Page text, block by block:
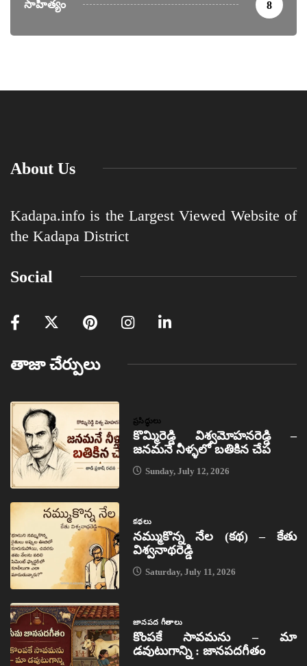
సాహిత్యం 8
About Us
Kadapa.info is the Largest Viewed Website of
the Kadapa District
Social
తాజా చేర్పులు
ప్రసిద్ధులు
కొమ్మిరెడ్డి విశ్వమోహనరెడ్డి –
జనమనే నీళ్ళలో బతికిన చేప
Sunday, July 12, 2026
కథలు
నమ్ముకొన్న నేల (కథ) – కేతు
విశ్వనాథరెడ్డి
Saturday, July 11, 2026
జానపద గీతాలు
కొంపకే సావమను – మా
డవుటుగాన్ని : జానపదగీతం